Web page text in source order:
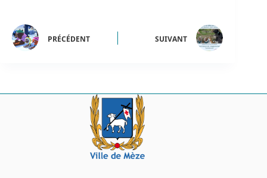
PRÉCÉDENT SUIVANT